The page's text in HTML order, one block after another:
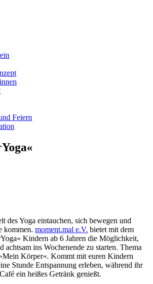
Feiern
des Yoga eintauchen, sich bewegen und
kommen. moment.mal e.V. bietet mit dem
Kindern ab 6 Jahren die Möglichkeit,
achtsam ins Wochenende zu starten. Thema
Körper«. Kommt mit euren Kindern
Stunde Entspannung erleben, während ihr
ein heißes Getränk genießt.